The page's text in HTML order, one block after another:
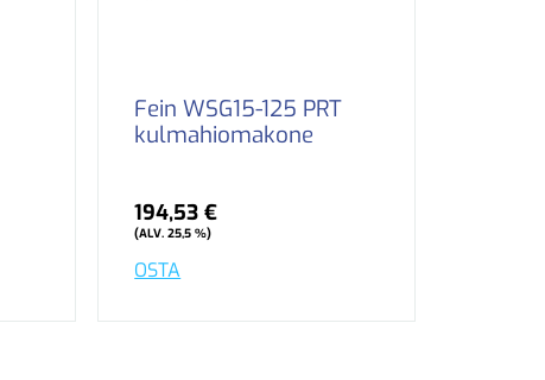
Fein WSG15-125 PRT
kulmahiomakone
194,53 €
(ALV. 25,5 %)
OSTA